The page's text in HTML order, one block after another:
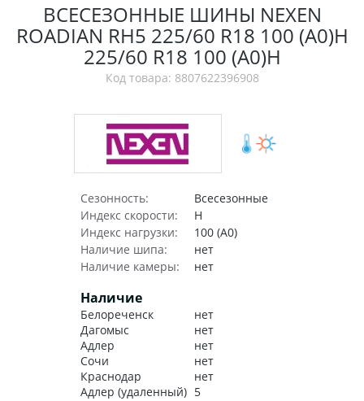
ВСЕСЕЗОННЫЕ ШИНЫ NEXEN
ROADIAN RH5 225/60 R18 100 (A0)H
225/60 R18 100 (A0)H
Код товара: 8807622396908
Сезонность:
Всесезонные
Индекс скорости:
H
Индекс нагрузки:
100 (A0)
Наличие шипа:
нет
Наличие камеры:
нет
Наличие
Белореченск
нет
Дагомыс
нет
Адлер
нет
Сочи
нет
Краснодар
нет
Адлер (удаленный) 5